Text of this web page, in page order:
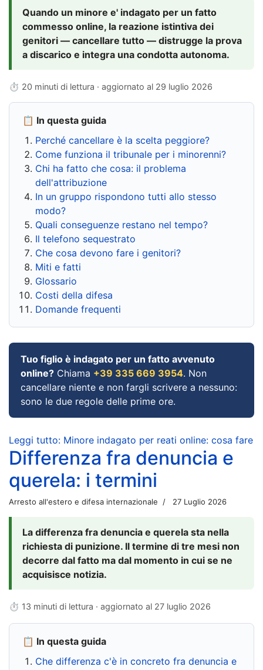
Quando un minore e' indagato per un fatto
commesso online, la reazione istintiva dei
genitori — cancellare tutto — distrugge la prova
a discarico e integra una condotta autonoma.
⏱ 20 minuti di lettura · aggiornato al 29 luglio 2026
📋 In questa guida
Perché cancellare è la scelta peggiore?
Come funziona il tribunale per i minorenni?
Chi ha fatto che cosa: il problema
dell'attribuzione
In un gruppo rispondono tutti allo stesso
modo?
Quali conseguenze restano nel tempo?
Il telefono sequestrato
Che cosa devono fare i genitori?
Miti e fatti
Glossario
Costi della difesa
Domande frequenti
Tuo figlio è indagato per un fatto avvenuto
online? Chiama +39 335 669 3954. Non
cancellare niente e non fargli scrivere a nessuno:
sono le due regole delle prime ore.
Leggi tutto: Minore indagato per reati online: cosa fare
Differenza fra denuncia e
querela: i termini
Arresto all'estero e difesa internazionale 27 Luglio 2026
La differenza fra denuncia e querela sta nella
richiesta di punizione. Il termine di tre mesi non
decorre dal fatto ma dal momento in cui se ne
acquisisce notizia.
⏱ 13 minuti di lettura · aggiornato al 27 luglio 2026
📋 In questa guida
Che differenza c'è in concreto fra denuncia e